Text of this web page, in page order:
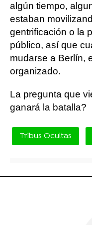
algún tiempo,
estaban
gentrificación o la
público, así que
mudarse a Berlín,
organizado.
La pregunta que
ganará la batalla?
Tribus Ocultas